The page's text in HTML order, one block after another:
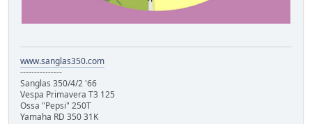
www.sanglas350.com
---------------
Sanglas 350/4/2 '66
Vespa Primavera T3 125
Ossa "Pepsi" 250T
Yamaha RD 350 31K